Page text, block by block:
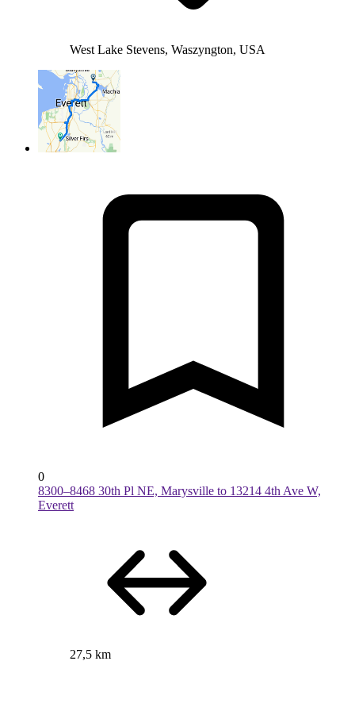
West Lake Stevens, Waszyngton, USA
0
8300–8468 30th Pl NE, Marysville to 13214 4th Ave W,
Everett
27,5 km